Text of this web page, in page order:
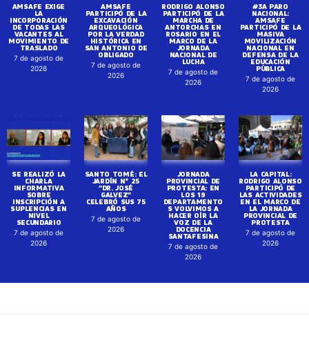
AMSAFE EXIGE
LA
INCORPORACIÓN
DE TODAS LAS
VACANTES AL
MOVIMIENTO DE
TRASLADO
7 de agosto de
2026
AMSAFE
PARTICIPÓ DE LA
EXCAVACIÓN
ARQUEOLÓGICA
POR LA VERDAD
HISTÓRICA EN
SAN ANTONIO DE
OBLIGADO
7 de agosto de
2026
RODRIGO ALONSO
PARTICIPÓ DE LA
MARCHA DE
ANTORCHAS EN
ROSARIO EN EL
MARCO DE LA
JORNADA
NACIONAL DE
LUCHA
7 de agosto de
2026
#3A PARO
NACIONAL:
AMSAFE
PARTICIPÓ DE LA
MASIVA
MOVILIZACIÓN
NACIONAL EN
DEFENSA DE LA
EDUCACIÓN
PÚBLICA
7 de agosto de
2026
SE REALIZÓ LA
CHARLA
INFORMATIVA
SOBRE
INSCRIPCIÓN A
SUPLENCIAS EN
NIVEL
SECUNDARIO
7 de agosto de
2026
SANTO TOMÉ: EL
JARDÍN N° 25
“DR. JOSÉ
GALVEZ”
CELEBRÓ SUS 75
AÑOS
7 de agosto de
2026
JORNADA
PROVINCIAL DE
PROTESTA: EN
LOS 19
DEPARTAMENTO
S VOLVIMOS A
HACER OÍR LA
VOZ DE LA
DOCENCIA
SANTAFESINA
7 de agosto de
2026
LA CAPITAL:
RODRIGO ALONSO
PARTICIPÓ DE
LAS ACTIVIDADES
EN EL MARCO DE
LA JORNADA
PROVINCIAL DE
PROTESTA
7 de agosto de
2026